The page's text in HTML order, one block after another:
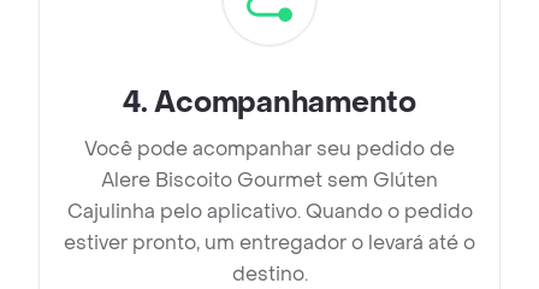
4.Acompanhamento
Você pode acompanhar seu pedido de
Alere Biscoito Gourmet sem Glúten
Cajulinha pelo aplicativo. Quando o pedido
estiver pronto, um entregador o levará até o
destino.